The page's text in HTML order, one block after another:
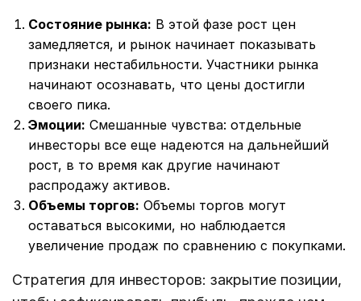
Состояние рынка: В этой фазе рост цен
замедляется, и рынок начинает показывать
признаки нестабильности. Участники рынка
начинают осознавать, что цены достигли
своего пика.
Эмоции: Смешанные чувства: отдельные
инвесторы все еще надеются на дальнейший
рост, в то время как другие начинают
распродажу активов.
Объемы торгов: Объемы торгов могут
оставаться высокими, но наблюдается
увеличение продаж по сравнению с покупками.
Стратегия для инвесторов: закрытие позиции,